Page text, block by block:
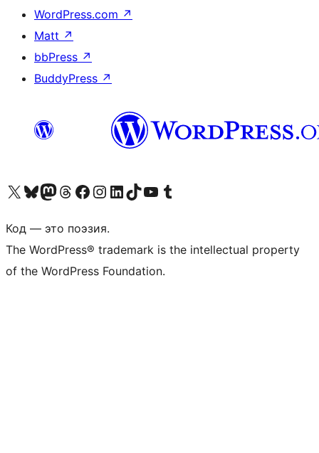
WordPress.com ↗
Matt ↗
bbPress ↗
BuddyPress ↗
Посетите нас в X (ранее Twitter)
Посетите нашу учётную запись в Bluesky
Посетите нашу ленту в Mastodon
Посетите нашу учётную запись в Threads
Посетите нашу страницу на Facebook
Посетите наш Instagram
Посетите нашу страницу в LinkedIn
Посетите нашу учётную запись в TikTok
Посетите наш канал YouTube
Посетите нашу учётную запись в Tumblr
Код — это поэзия.
The WordPress® trademark is the intellectual property
of the WordPress Foundation.